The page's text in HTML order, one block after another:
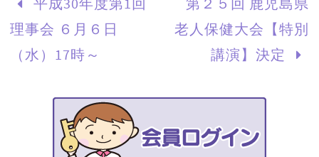
理事会 ６月６日
（水）17時～
老人保健大会【特別
講演】決定